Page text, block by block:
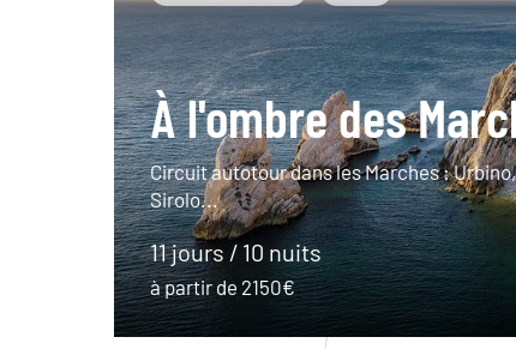
À l'ombre des
Circuit autotour dans les Marches :
Sirolo...
11 jours / 10 nuits
à partir de 2150€